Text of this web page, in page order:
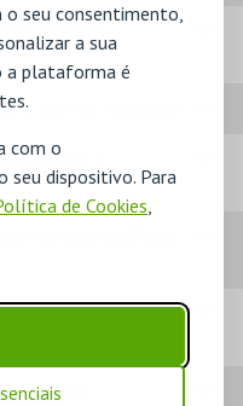
seu consentimento,
a sua
a plataforma é
com o
seu dispositivo. Para
de Cookies,
VÁRIOS
A OUTRA PESSOA?
A PRETO E
DISPONÍVEIS
O VALOR
DÉBITO?